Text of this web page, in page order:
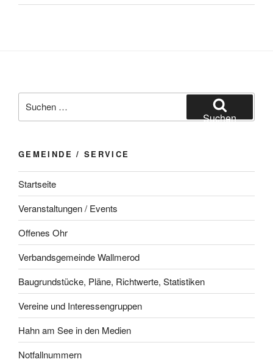
nach:
Suchen
GEMEINDE / SERVICE
Startseite
Veranstaltungen / Events
Offenes Ohr
Verbandsgemeinde Wallmerod
Baugrundstücke, Pläne, Richtwerte, Statistiken
Vereine und Interessengruppen
Hahn am See in den Medien
Notfallnummern